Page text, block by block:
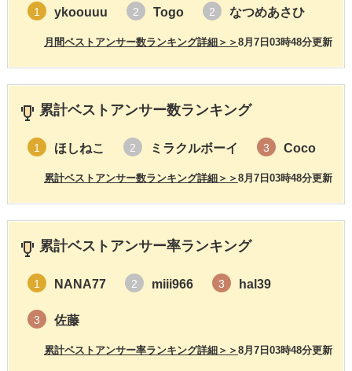
1 ykoouuu 2 Togo 2 なつめあさひ
8月7日03時48分更新
月間ベストアンサー数ランキング詳細＞＞
累計ベストアンサー数ランキング
1 ほしねこ 2 ミラクルボーイ 3 Coco
8月7日03時48分更新
累計ベストアンサー数ランキング詳細＞＞
累計ベストアンサー率ランキング
1 NANA77 2 miii966 3 hal39
3 佐藤
8月7日03時48分更新
累計ベストアンサー率ランキング詳細＞＞